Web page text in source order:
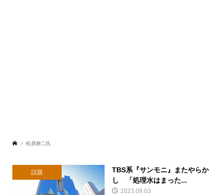
松原耕二氏
話題
TBS系『サンモニ』またやらか
し 「処理水はまった...
2023.09.03